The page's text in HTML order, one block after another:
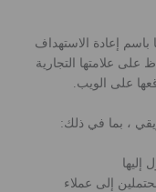
إعادة الاستهداف
على علامتها التجارية
على الويب.
، بما في ذلك:
إليها
إلى عملاء